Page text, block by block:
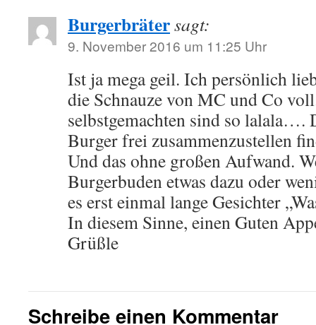
Burgerbrätersagt:
9. November 2016 um 11:25 Uhr
Ist ja mega geil. Ich persönlich
die Schnauze von MC und Co
selbstgemachten sind so lalala….
Burger frei zusammenzustellen
Und das ohne großen Aufwand.
Burgerbuden etwas dazu oder
es erst einmal lange Gesichter
In diesem Sinne, einen Guten
Grüßle
Schreibe einen Kommentar